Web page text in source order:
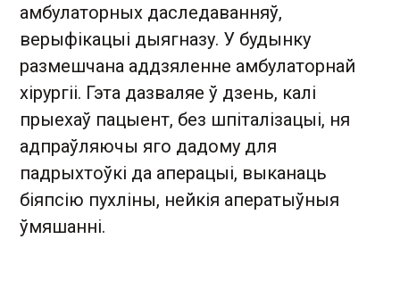
амбулаторных даследаванняў,
верыфікацыі дыягназу. У будынку
размешчана аддзяленне амбулаторнай
хірургіі. Гэта дазваляе ў дзень, калі
прыехаў пацыент, без шпіталізацыі, ня
адпраўляючы яго дадому для
падрыхтоўкі да аперацыі, выканаць
біяпсію пухліны, нейкія аператыўныя
ўмяшанні.